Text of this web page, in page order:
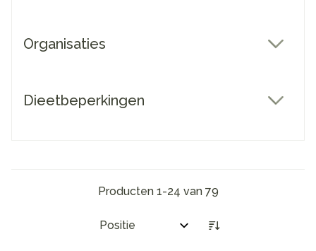
Organisaties
Dieetbeperkingen
Producten 1-24 van 79
Sorteer op: